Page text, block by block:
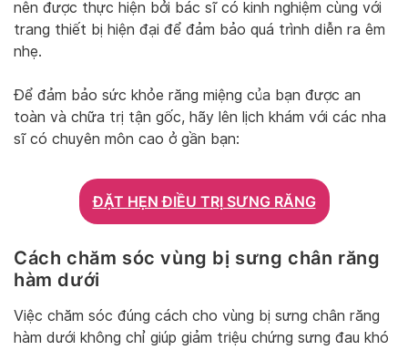
nên được thực hiện bởi bác sĩ có kinh nghiệm cùng với
trang thiết bị hiện đại để đảm bảo quá trình diễn ra êm
nhẹ.
Để đảm bảo sức khỏe răng miệng của bạn được an
toàn và chữa trị tận gốc, hãy lên lịch khám với các nha
sĩ có chuyên môn cao ở gần bạn:
ĐẶT HẸN ĐIỀU TRỊ SƯNG RĂNG
Cách chăm sóc vùng bị sưng chân răng
hàm dưới
Việc chăm sóc đúng cách cho vùng bị sưng chân răng
hàm dưới không chỉ giúp giảm triệu chứng sưng đau khó